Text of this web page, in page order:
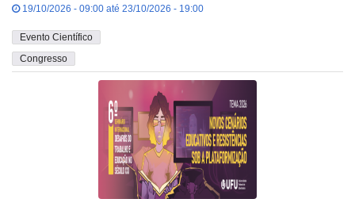
19/10/2026 - 09:00 até 23/10/2026 - 19:00
Evento Científico
Congresso